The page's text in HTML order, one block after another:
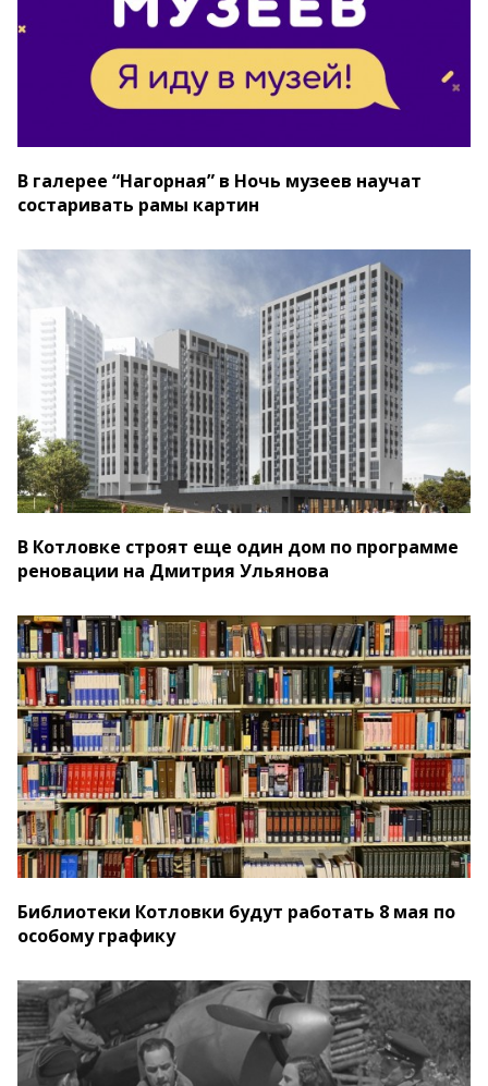
В галерее “Нагорная” в Ночь музеев научат
состаривать рамы картин
В Котловке строят еще один дом по программе
реновации на Дмитрия Ульянова
Библиотеки Котловки будут работать 8 мая по
особому графику